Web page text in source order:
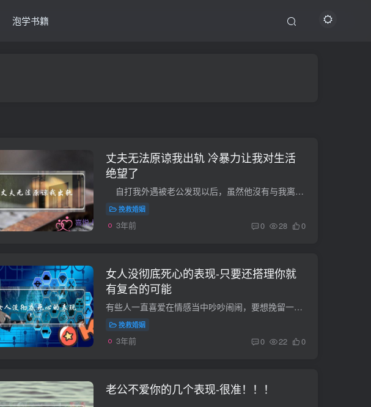
泡学书籍
丈夫无法原谅我出轨 冷暴力让我对生活
绝望了
自打我外遇被老公发现以后，虽然他沒有与我离异，但是我的心里面了解他是难以释怀我的，而不与我离异只是想用家庭冷暴力的方式来待我，让我在婚姻生活里受尽折磨，如今我该咋办？...
挽救婚姻
3年前 0 28 0
女人没彻底死心的表现-只要还搭理你就
有复合的可能
有些人一直喜爱在情感当中吵吵闹闹，要想挽留一个女生的心，就得看她对你到底有木有死了心了，那麼，应当怎么知道女性没彻底死心，都有哪些主要表现呢？ 一、断了联系你，可是你积极沟通交流她...
挽救婚姻
3年前 0 22 0
老公不爱你的几个表现-很准！！！